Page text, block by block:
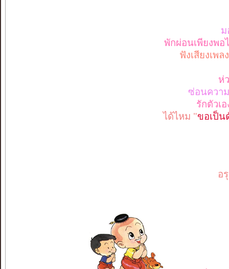
ม
พักผ่อนเพียงพอ
ฟังเสียงเพ
ห่
ซ่อนความ
รักตัวเ
ได้ไหม "ขอเป็น
อ